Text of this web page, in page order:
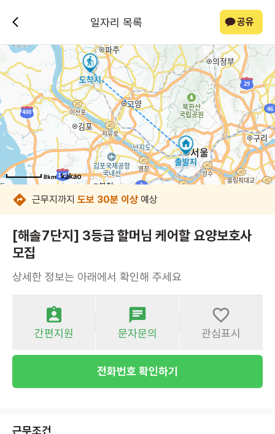
일자리 목록 공유
8km
8km
8km
8km
8km
8km
8km
8km
근무지까지 도보 30분 이상 예상
[해솔7단지] 3등급 할머님 케어할 요양보호사
모집
상세한 정보는 아래에서 확인해 주세요
간편지원 문자문의 관심표시
전화번호 확인하기
근무조건